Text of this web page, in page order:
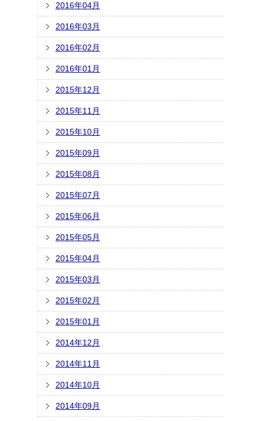
2016年04月
2016年03月
2016年02月
2016年01月
2015年12月
2015年11月
2015年10月
2015年09月
2015年08月
2015年07月
2015年06月
2015年05月
2015年04月
2015年03月
2015年02月
2015年01月
2014年12月
2014年11月
2014年10月
2014年09月